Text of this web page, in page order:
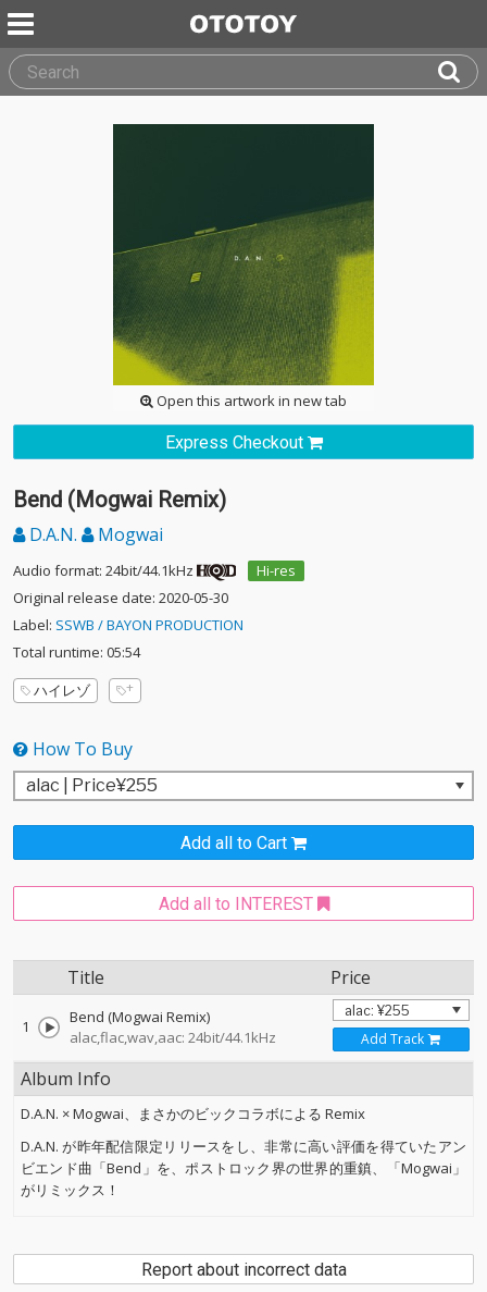
Open this artwork in new tab
Express Checkout
Bend (Mogwai Remix)
D.A.N. Mogwai
Audio format: 24bit/44.1kHz
Hi-res
Original release date: 2020-05-30
Label: SSWB / BAYON PRODUCTION
Total runtime: 05:54
ハイレゾ
How To Buy
Add all to Cart
Add all to INTEREST
Title Price
1
Bend (Mogwai Remix)
alac,flac,wav,aac: 24bit/44.1kHz
Add Track
Album Info
D.A.N. × Mogwai、まさかのビックコラボによる Remix
D.A.N. が昨年配信限定リリースをし、非常に高い評価を得ていたアン
ビエンド曲「Bend」を、ポストロック界の世界的重鎮、「Mogwai」
がリミックス！
Report about incorrect data